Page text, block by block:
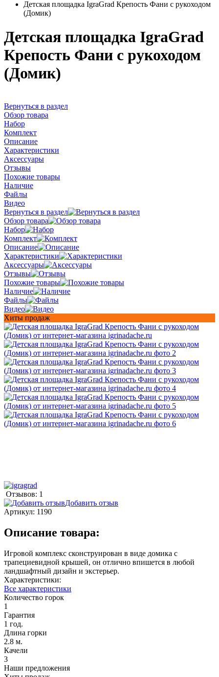
Детская площадка IgraGrad Крепость Фани с рукоходом
(Домик)
Детская площадка IgraGrad
Крепость Фани с рукоходом
(Домик)
Вернуться в раздел
Обзор товара
Набор
Комплект
Описание
Характеристики
Аксессуары
Отзывы
Похожие товары
Наличие
Файлы
Видео
Вернуться в раздел
Обзор товара
Набор
Комплект
Описание
Характеристики
Аксессуары
Отзывы
Похожие товары
Наличие
Файлы
Видео
Хиты продаж
Отзывов: 1
Добавить отзыв
Артикул: 1190
Описание товара:
Игровой комплекс сконструирован в виде домика с
трапециевидной крышей, он отлично впишется в любой
ландшафтный дизайн и экстерьер.
Характеристики:
Все характеристики
Количество горок
1
Гарантия
1 год.
Длина горки
2.8 м.
Качели
3
Наши предложения